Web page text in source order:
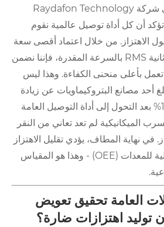
إن تجربتنا الشخصية في شركة Raydafon Technology
Group Co.,Limited تؤكد أن كل أداة توصيل عالمية نقوم
الاهتزاز. من خلال اعتماد أقصى سعة
اهتزاز أقل من 4.5 مم/ثانية RMS بالسرعة المقدرة، فإننا نضمن
بأعلى منحنى الكفاءة. وهذا ليس
أحد مصانع البتروكيماويات عن زيادة
كفاءة المضخة بنسبة 18% بعد التحول إلى أداة التوصيل العامة
الميكانيكية لم تعد تعاني من النقر
في نهاية المطاف، يؤدي تقليل الاهتزاز
إلى رفع الفعالية الإجمالية للمعدات (OEE) - وهذا هو المقياس
العامة تحقيق تعويض
توليد اهتزازات ضارة؟